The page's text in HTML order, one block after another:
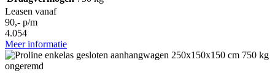
Leasen vanaf
90,- p/m
4.054
Meer informatie